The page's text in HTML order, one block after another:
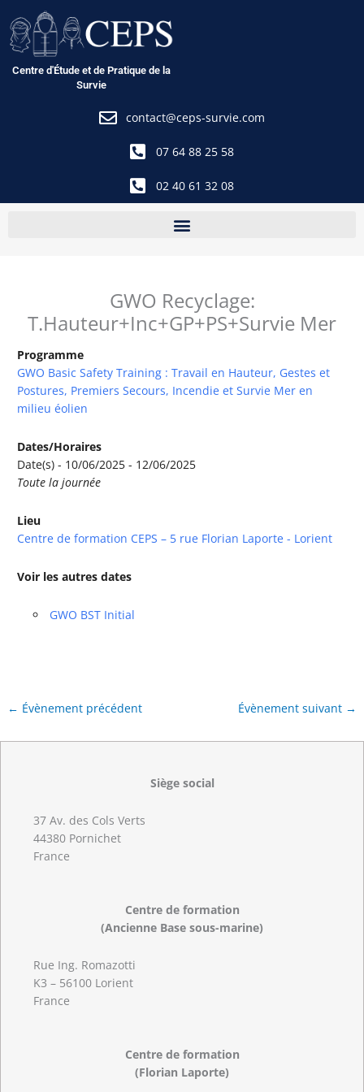
au
contenu
Centre d'Étude et de Pratique de la
Survie
contact@ceps-survie.com
07 64 88 25 58
02 40 61 32 08
GWO Recyclage:
T.Hauteur+Inc+GP+PS+Survie Mer
Programme
GWO Basic Safety Training : Travail en Hauteur, Gestes et
Postures, Premiers Secours, Incendie et Survie Mer en
milieu éolien
Dates/Horaires
Date(s) - 10/06/2025 - 12/06/2025
Toute la journée
Lieu
Centre de formation CEPS – 5 rue Florian Laporte - Lorient
Voir les autres dates
GWO BST Initial
← Évènement précédent Évènement suivant →
Siège social
37 Av. des Cols Verts
44380 Pornichet
France
Centre de formation
(Ancienne Base sous-marine)
Rue Ing. Romazotti
K3 – 56100 Lorient
France
Centre de formation
(Florian Laporte)